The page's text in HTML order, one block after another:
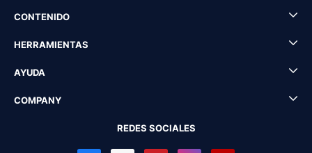
CONTENIDO
HERRAMIENTAS
AYUDA
COMPANY
REDES SOCIALES